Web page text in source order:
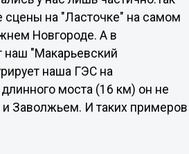
сцены на "Ласточке" на самом
Новгороде. А в
"Макарьевский
наша ГЭС на
моста (16 км) он не
Заволжьем. И таких примеров